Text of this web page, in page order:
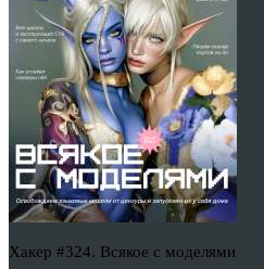
Хакер #324. Всякое с моделями